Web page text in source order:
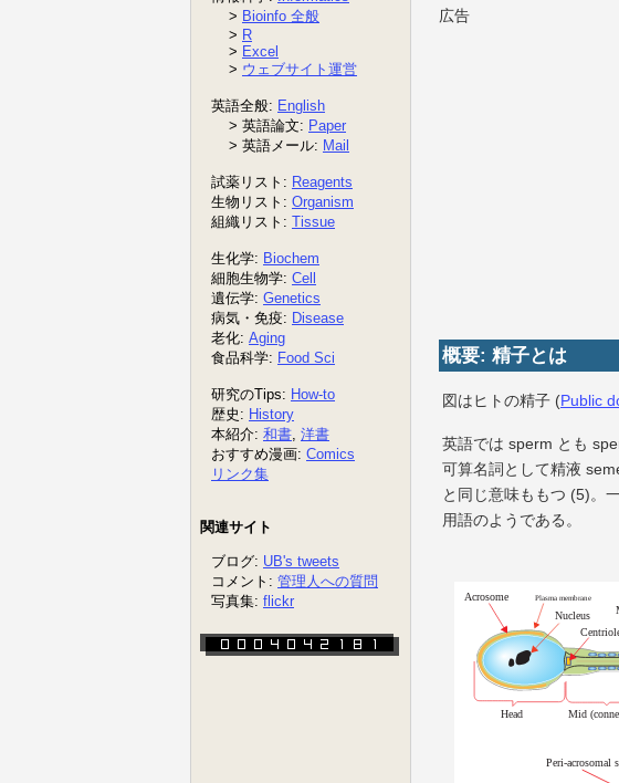
広告
概要: 精子とは
図はヒトの精子 (Public
英語では sperm とも
可算名詞として精液
と同じ意味ももつ (5)。
用語のようである。